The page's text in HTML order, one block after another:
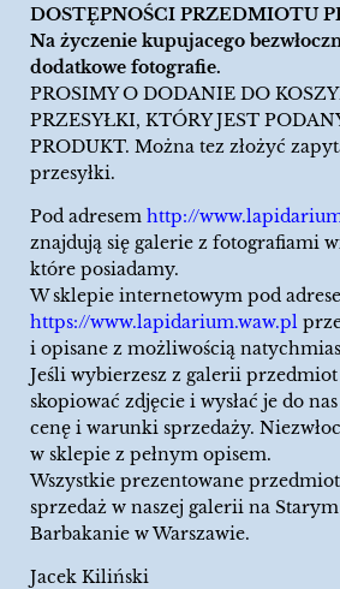
DOSTĘPNOŚCI PRZEDMIOTU
Na życzenie kupujacego
dodatkowe fotografie.
PROSIMY O DODANIE DO
PRZESYŁKI, KTÓRY JEST
PRODUKT. Można tez złożyć
przesyłki.
Pod adresem http://
znajdują się galerie z fotografiami
które posiadamy.
W sklepie internetowym pod
https://www.lapidarium.waw.pl
i opisane z możliwością
Jeśli wybierzesz z galerii
skopiować zdjęcie i wysłać je do
cenę i warunki sprzedaży.
w sklepie z pełnym opisem.
Wszystkie prezentowane
sprzedaż w naszej galerii na
Barbakanie w Warszawie.
Jacek Kiliński